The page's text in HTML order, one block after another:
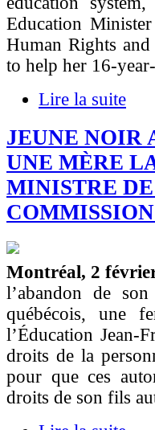
Education
Human Rights
to help her 16-
Lire la suite
JEUNE NOIR
UNE MÈRE
MINISTRE
Montréal, 2
l’abandon de
québécois, une
l’Éducation Jean-
droits de la
pour que ces
droits de son fils